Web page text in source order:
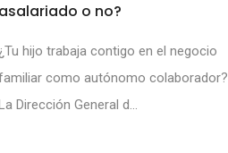
asalariado o no?
¿Tu hijo trabaja contigo en el negocio
como autónomo colaborador?
La Dirección General d...